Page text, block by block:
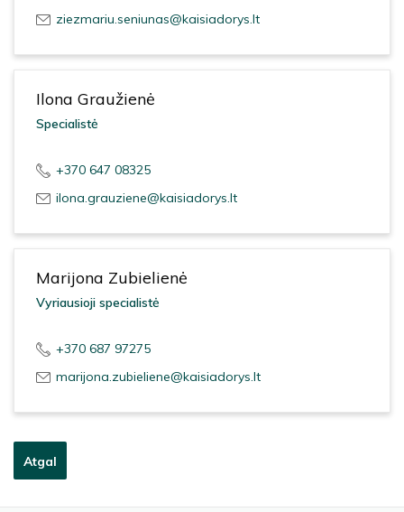
ziezmariu.seniunas@kaisiadorys.lt
Ilona Graužienė
Specialistė
+370 647 08325
ilona.grauziene@kaisiadorys.lt
Marijona Zubielienė
Vyriausioji specialistė
+370 687 97275
marijona.zubieliene@kaisiadorys.lt
Atgal